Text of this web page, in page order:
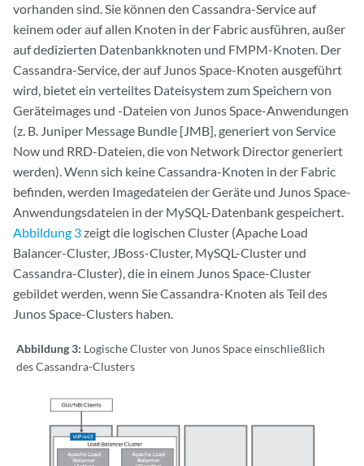
vorhanden sind. Sie können den Cassandra-Service auf
keinem oder auf allen Knoten in der Fabric ausführen, außer
auf dedizierten Datenbankknoten und FMPM-Knoten. Der
Cassandra-Service, der auf Junos Space-Knoten ausgeführt
wird, bietet ein verteiltes Dateisystem zum Speichern von
Geräteimages und -Dateien von Junos Space-Anwendungen
(z. B. Juniper Message Bundle [JMB], generiert von Service
Now und RRD-Dateien, die von Network Director generiert
werden). Wenn sich keine Cassandra-Knoten in der Fabric
befinden, werden Imagedateien der Geräte und Junos Space-
Anwendungsdateien in der MySQL-Datenbank gespeichert.
Abbildung 3zeigt die logischen Cluster (Apache Load
Balancer-Cluster, JBoss-Cluster, MySQL-Cluster und
Cassandra-Cluster), die in einem Junos Space-Cluster
gebildet werden, wenn Sie Cassandra-Knoten als Teil des
Junos Space-Clusters haben.
Abbildung 3: Logische Cluster von Junos Space einschließlich
des Cassandra-Clusters